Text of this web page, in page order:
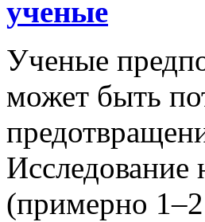
ученые
Ученые
может быть
Исследование
(примерно